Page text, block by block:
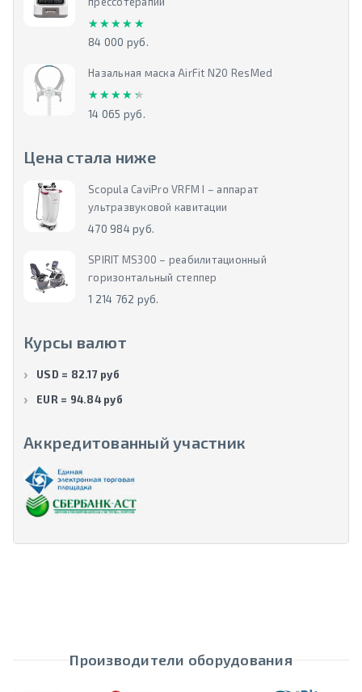
★★★★★
★★★★★
84 000 руб.
Назальная маска AirFit N20 ResMed
★★★★★
★★★★★
14 065 руб.
Цена стала ниже
Scopula CaviPro VRFM I – аппарат
ультразвуковой кавитации
470 984 руб.
SPIRIT MS300 – реабилитационный
горизонтальный степпер
1 214 762 руб.
Курсы валют
USD = 82.17 руб
EUR = 94.84 руб
Аккредитованный участник
Производители оборудования